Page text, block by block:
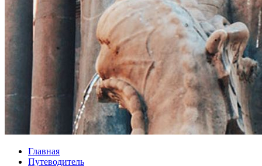
Главная
Путеводитель